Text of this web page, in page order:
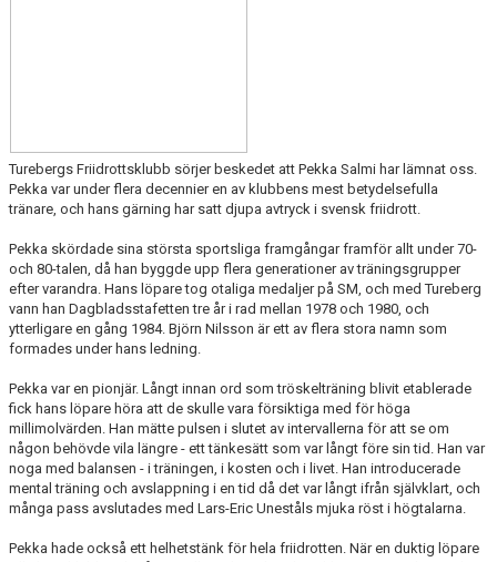
Turebergs Friidrottsklubb sörjer beskedet att Pekka Salmi har lämnat oss.
Pekka var under flera decennier en av klubbens mest betydelsefulla
tränare, och hans gärning har satt djupa avtryck i svensk friidrott.
Pekka skördade sina största sportsliga framgångar framför allt under 70-
och 80-talen, då han byggde upp flera generationer av träningsgrupper
efter varandra. Hans löpare tog otaliga medaljer på SM, och med Tureberg
vann han Dagbladsstafetten tre år i rad mellan 1978 och 1980, och
ytterligare en gång 1984. Björn Nilsson är ett av flera stora namn som
formades under hans ledning.
Pekka var en pionjär. Långt innan ord som tröskelträning blivit etablerade
fick hans löpare höra att de skulle vara försiktiga med för höga
millimolvärden. Han mätte pulsen i slutet av intervallerna för att se om
någon behövde vila längre - ett tänkesätt som var långt före sin tid. Han var
noga med balansen - i träningen, i kosten och i livet. Han introducerade
mental träning och avslappning i en tid då det var långt ifrån självklart, och
många pass avslutades med Lars-Eric Uneståls mjuka röst i högtalarna.
Pekka hade också ett helhetstänk för hela friidrotten. När en duktig löpare